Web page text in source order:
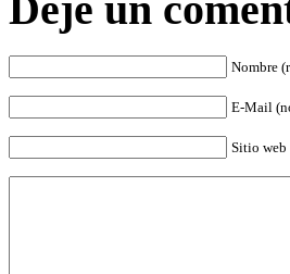
Nombre
E-Mail
Sitio web